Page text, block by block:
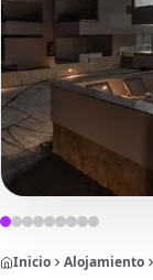
Inicio Alojamiento